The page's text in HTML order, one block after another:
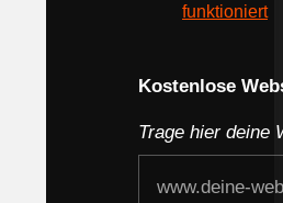
funktioniert
Kostenlose
Trage hier deine